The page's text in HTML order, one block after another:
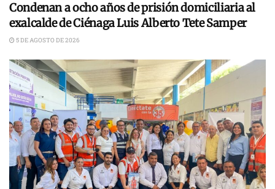
Condenan a ocho años de prisión domiciliaria al
exalcalde de Ciénaga Luis Alberto Tete Samper
5 DE AGOSTO DE 2026